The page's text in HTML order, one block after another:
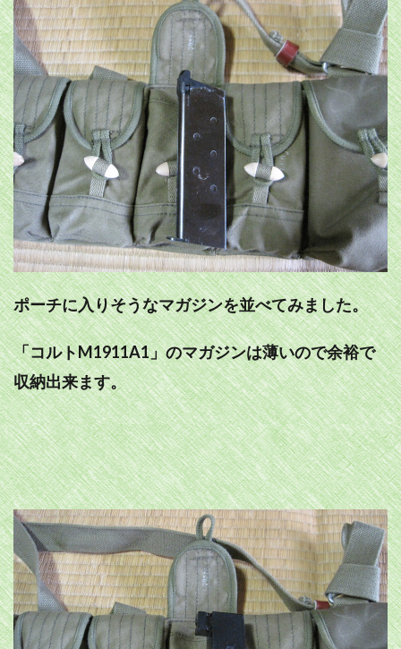
ポーチに入りそうなマガジンを並べてみました。
「コルトM1911A1」のマガジンは薄いので余裕で
収納出来ます。